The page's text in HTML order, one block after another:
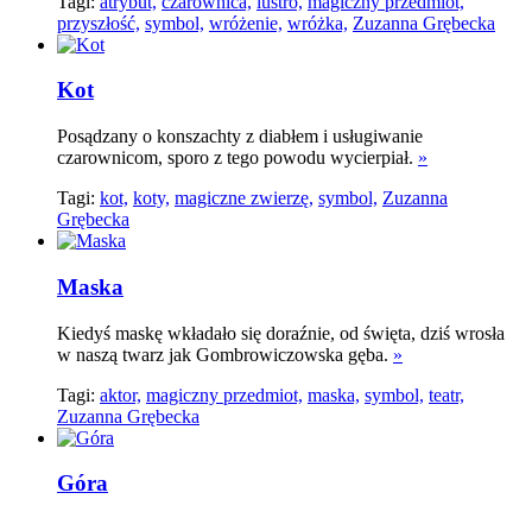
przyszłość, symbol, wróżenie, wróżka, Zuzanna Grębecka
Kot
Posądzany o konszachty z diabłem i usługiwanie
czarownicom, sporo z tego powodu wycierpiał. »
Tagi: kot, koty, magiczne zwierzę, symbol, Zuzanna
Grębecka
Maska
Kiedyś maskę wkładało się doraźnie, od święta, dziś wrosła
w naszą twarz jak Gombrowiczowska gęba. »
Tagi: aktor, magiczny przedmiot, maska, symbol, teatr,
Zuzanna Grębecka
Góra